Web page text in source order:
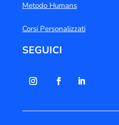
Metodo Humans
Corsi Personalizzati
SEGUICI